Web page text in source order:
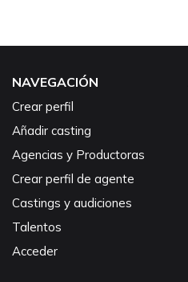
NAVEGACIÓN
Crear perfil
Añadir casting
Agencias y Productoras
Crear perfil de agente
Castings y audiciones
Talentos
Acceder